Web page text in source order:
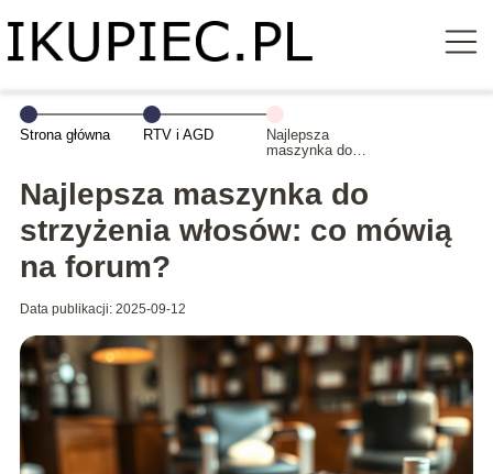
Strona główna RTV i AGD
Najlepsza
maszynka do
włosów: co
mówią na
Najlepsza maszynka do
strzyżenia włosów: co mówią
na forum?
Data publikacji: 2025-09-12